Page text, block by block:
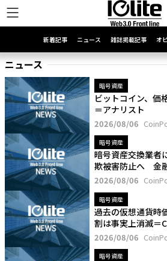
新着記事 ニュース 雑誌掲載記事 オ
ニュース
暗号資産
ビットコイン、価
＝アナリスト
2026/08/06
暗号資産
暗号資産交換業者
欺被害防止へ 金
2026/08/06
暗号資産
過去の仮想通貨時
割は事実上消滅
2026/08/06
暗号資産